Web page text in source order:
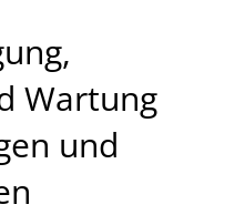
Wartung
und